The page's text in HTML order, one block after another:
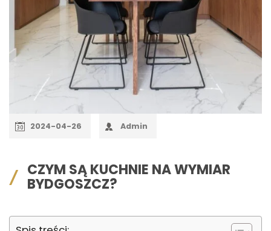
2024-04-26 Admin
CZYM SĄ KUCHNIE NA WYMIAR
BYDGOSZCZ?